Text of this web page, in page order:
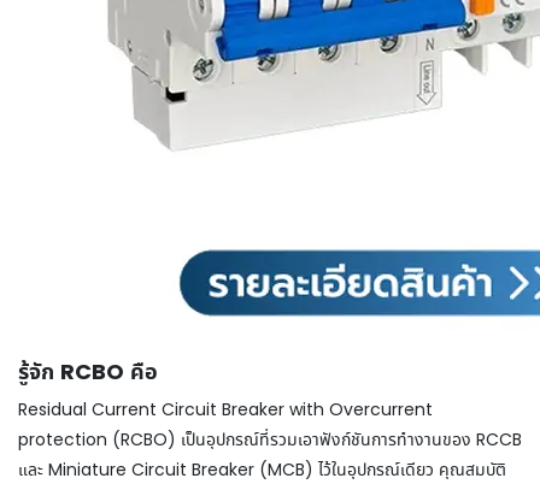
รู้จัก RCBO คือ
Residual Current Circuit Breaker with Overcurrent
protection (RCBO) เป็นอุปกรณ์ที่รวมเอาฟังก์ชันการทำงานของ RCCB
และ Miniature Circuit Breaker (MCB) ไว้ในอุปกรณ์เดียว คุณสมบัติ